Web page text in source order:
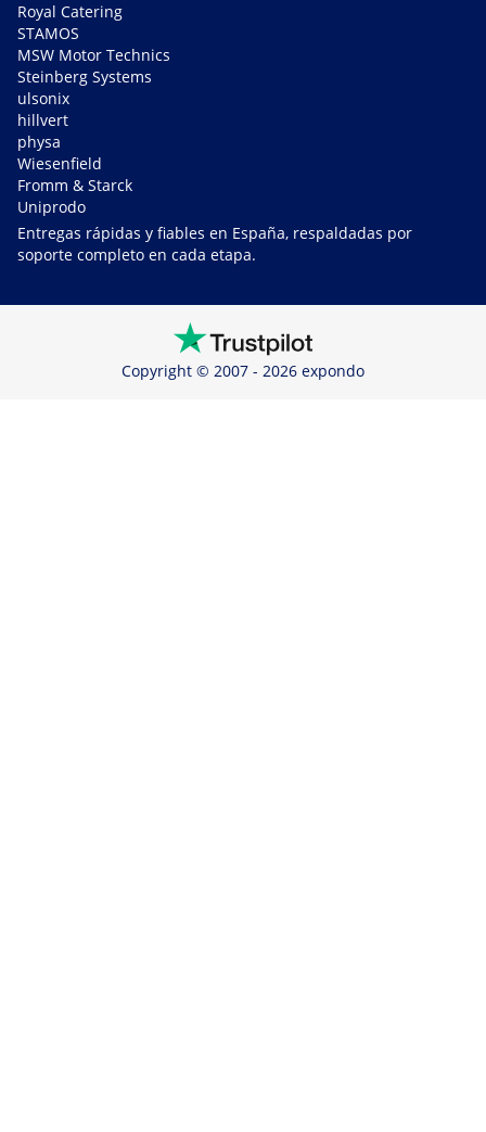
Royal Catering
STAMOS
MSW Motor Technics
Steinberg Systems
ulsonix
hillvert
physa
Wiesenfield
Fromm & Starck
Uniprodo
Entregas rápidas y fiables en España, respaldadas por
soporte completo en cada etapa.
Copyright © 2007 - 2026 expondo